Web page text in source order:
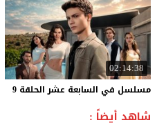
02:14:38
مسلسل في السابعة عشر الحلقة 9
شاهد أيضاً :